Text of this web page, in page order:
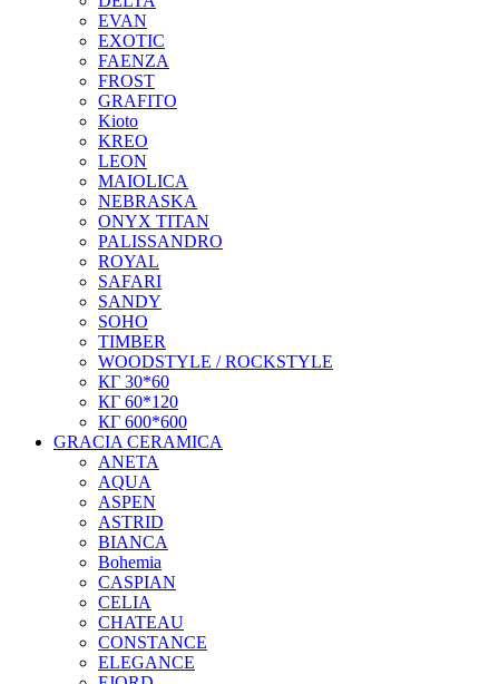
EVAN
EXOTIC
FAENZA
FROST
GRAFITO
Kioto
KREO
LEON
MAIOLICA
NEBRASKA
ONYX TITAN
PALISSANDRO
ROYAL
SAFARI
SANDY
SOHO
TIMBER
WOODSTYLE / ROCKSTYLE
КГ 30*60
КГ 60*120
КГ 600*600
GRACIA CERAMICA
ANETA
AQUA
ASPEN
ASTRID
BIANCA
Bohemia
CASPIAN
CELIA
CHATEAU
CONSTANCE
ELEGANCE